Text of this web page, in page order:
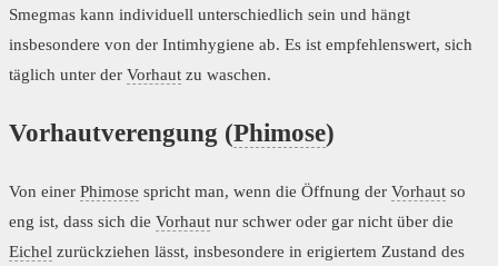
Smegmas kann individuell unterschiedlich sein und hängt
insbesondere von der Intimhygiene ab. Es ist empfehlenswert, sich
täglich unter der Vorhaut zu waschen.
Vorhautverengung (Phimose)
Von einer Phimose spricht man, wenn die Öffnung der Vorhaut so
eng ist, dass sich die Vorhaut nur schwer oder gar nicht über die
Eichel zurückziehen lässt, insbesondere in erigiertem Zustand des